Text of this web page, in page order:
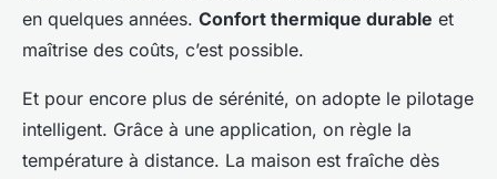
en quelques années. Confort thermique durable et
maîtrise des coûts, c’est possible.
Et pour encore plus de sérénité, on adopte le pilotage
intelligent. Grâce à une application, on règle la
température à distance. La maison est fraîche dès